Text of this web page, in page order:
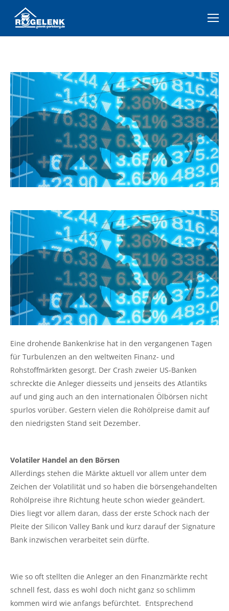
Eine drohende Bankenkrise hat in den vergangenen Tagen
für Turbulenzen an den weltweiten Finanz- und
Rohstoffmärkten gesorgt. Der Crash zweier US-Banken
schreckte die Anleger diesseits und jenseits des Atlantiks
auf und ging auch an den internationalen Ölbörsen nicht
spurlos vorüber. Gestern vielen die Rohölpreise damit auf
den niedrigsten Stand seit Dezember.
Volatiler Handel an den Börsen
Allerdings stehen die Märkte aktuell vor allem unter dem
Zeichen der Volatilität und so haben die börsengehandelten
Rohölpreise ihre Richtung heute schon wieder geändert.
Dies liegt vor allem daran, dass der erste Schock nach der
Pleite der Silicon Valley Bank und kurz darauf der Signature
Bank inzwischen verarbeitet sein dürfte.
Wie so oft stellten die Anleger an den Finanzmärkte recht
schnell fest, dass es wohl doch nicht ganz so schlimm
kommen wird wie anfangs befürchtet. Entsprechend